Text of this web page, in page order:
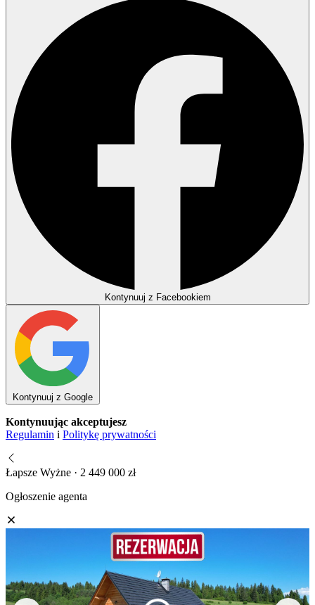
Kontynuuj z Facebookiem
Kontynuuj z Google
Kontynuując akceptujesz
Regulamin i Politykę prywatności
Łapsze Wyżne · 2 449 000 zł
Ogłoszenie agenta